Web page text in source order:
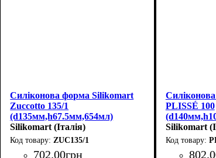
Силіконова форма Silikomart
Zuccotto 135/1
(d135мм,h67.5мм,654мл)
Silikomart (Італія)
ZUC135/1
702.00грн
PLISSÉ 100
Silikomart
802.